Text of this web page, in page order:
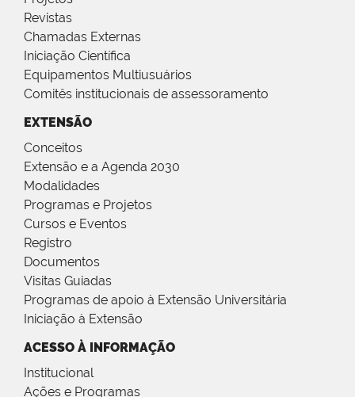
Revistas
Chamadas Externas
Iniciação Científica
Equipamentos Multiusuários
Comitês institucionais de assessoramento
EXTENSÃO
Conceitos
Extensão e a Agenda 2030
Modalidades
Programas e Projetos
Cursos e Eventos
Registro
Documentos
Visitas Guiadas
Programas de apoio à Extensão Universitária
Iniciação à Extensão
ACESSO À INFORMAÇÃO
Institucional
Ações e Programas